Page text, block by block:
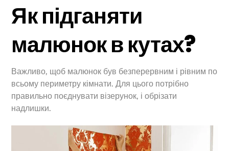
Як підганяти
малюнок в кутах?
Важливо, щоб малюнок був безперервним і рівним по
всьому периметру кімнати. Для цього потрібно
правильно поєднувати візерунок, і обрізати
надлишки.